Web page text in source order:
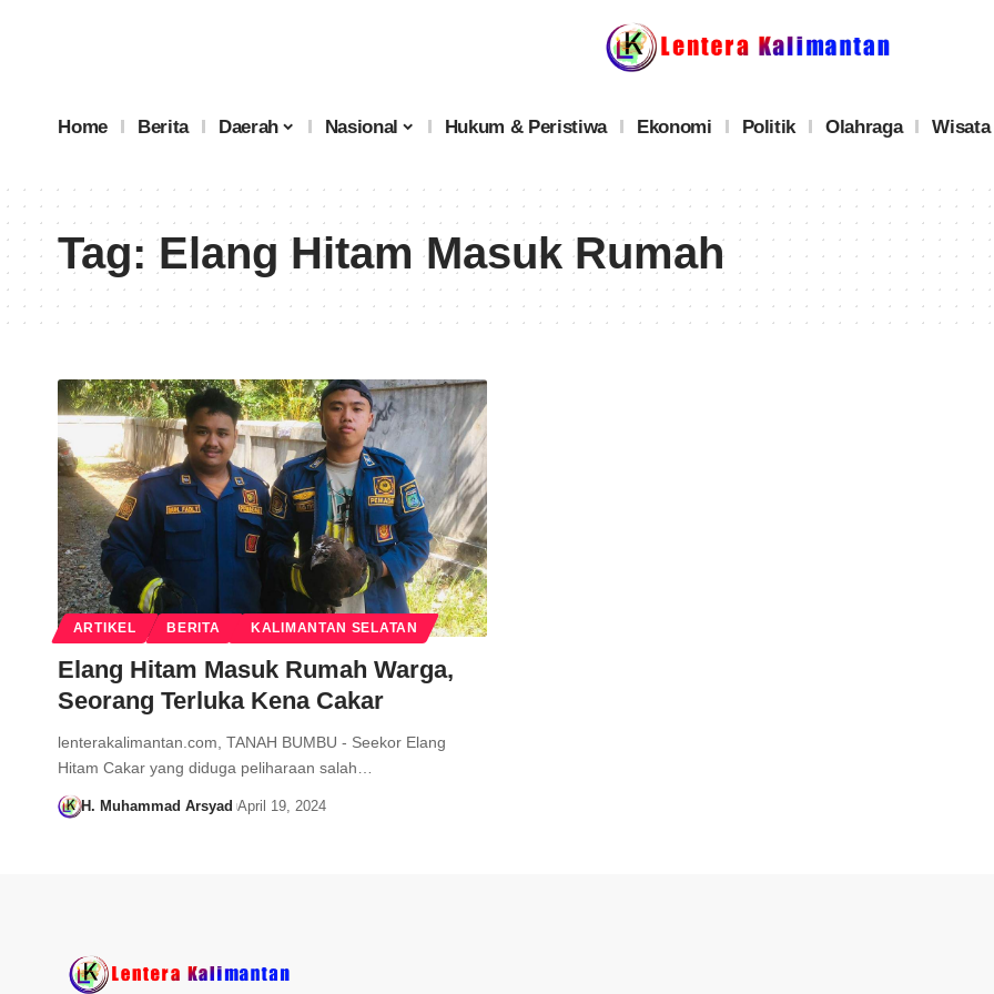
Home Berita Daerah Nasional Hukum & Peristiwa Ekonomi Politik Olahraga Wisata
Tag:Elang Hitam Masuk Rumah
ARTIKEL BERITA KALIMANTAN SELATAN
Elang Hitam Masuk Rumah Warga,
Seorang Terluka Kena Cakar
lenterakalimantan.com, TANAH BUMBU - Seekor Elang
Hitam Cakar yang diduga peliharaan salah…
H. Muhammad Arsyad April 19, 2024